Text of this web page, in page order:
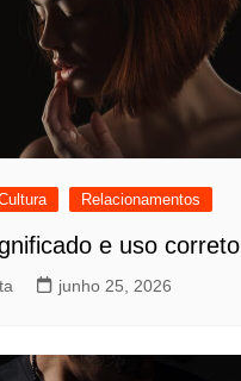
Relacionamentos
e uso correto
junho 25, 2026